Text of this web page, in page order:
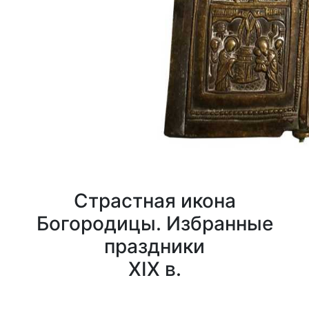
Страстная икона
Богородицы. Избранные
праздники
XIX в.